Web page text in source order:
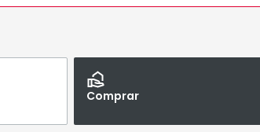
Comprar